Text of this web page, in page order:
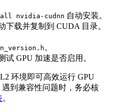
nvidia-cudnn 自动安装。
下载并复制到 CUDA 目录。
。
试 GPU 加速是否启用。
环境即可高效运行 GPU
到兼容性问题时，务必核
。